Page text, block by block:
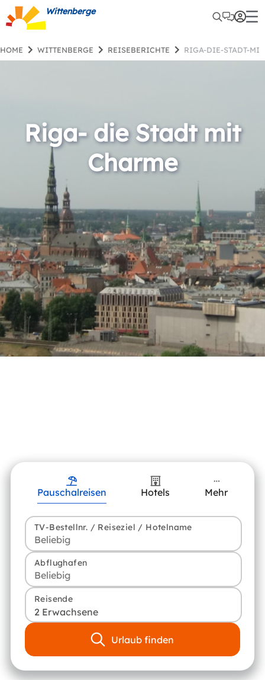
Wittenberge
HOME WITTENBERGE REISEBERICHTE RIGA-DIE-STADT-
Riga- die Stadt mit
Charme
Pauschalreisen Hotels Mehr
TV-Bestellnr. / Reiseziel / Hotelname
Abflughafen
Reisende
2 Erwachsene
Urlaub finden